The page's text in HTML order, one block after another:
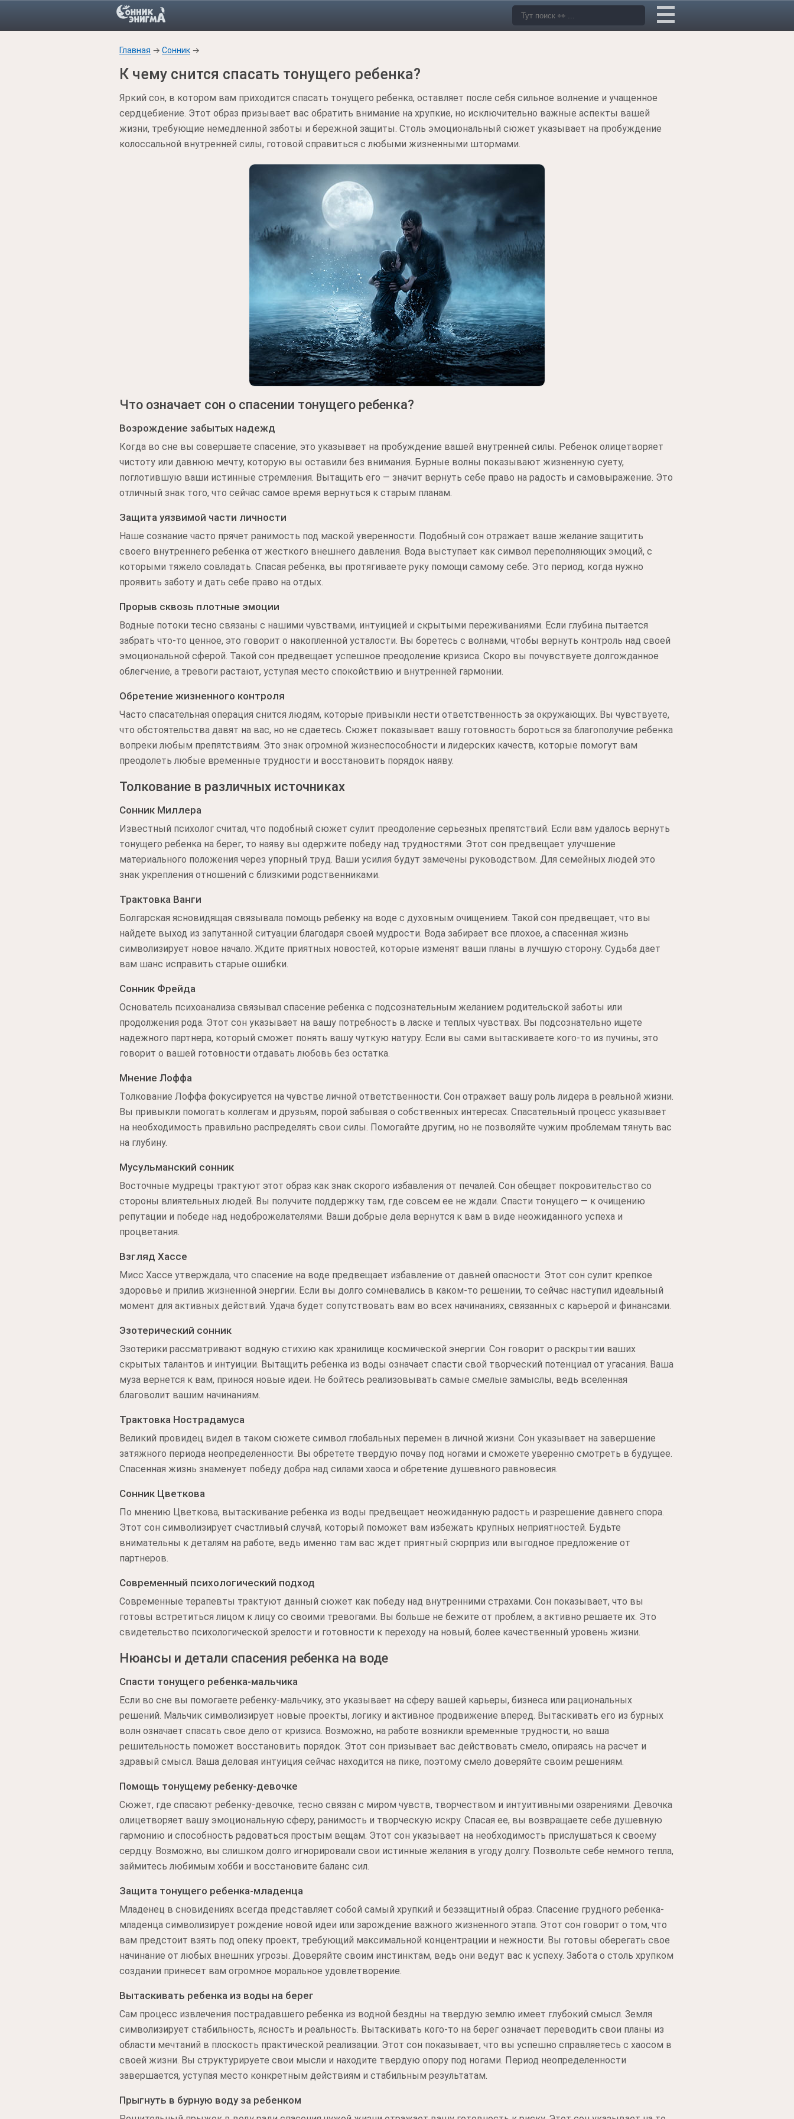
Главная → Сонник →
К чему снится спасать тонущего ребенка?
Яркий сон, в котором вам приходится спасать тонущего ребенка, оставляет после себя сильное волнение и учащенное
сердцебиение. Этот образ призывает вас обратить внимание на хрупкие, но исключительно важные аспекты вашей
жизни, требующие немедленной заботы и бережной защиты. Столь эмоциональный сюжет указывает на пробуждение
колоссальной внутренней силы, готовой справиться с любыми жизненными штормами.
Что означает сон о спасении тонущего ребенка?
Возрождение забытых надежд
Когда во сне вы совершаете спасение, это указывает на пробуждение вашей внутренней силы. Ребенок олицетворяет
чистоту или давнюю мечту, которую вы оставили без внимания. Бурные волны показывают жизненную суету,
поглотившую ваши истинные стремления. Вытащить его — значит вернуть себе право на радость и самовыражение. Это
отличный знак того, что сейчас самое время вернуться к старым планам.
Защита уязвимой части личности
Наше сознание часто прячет ранимость под маской уверенности. Подобный сон отражает ваше желание защитить
своего внутреннего ребенка от жесткого внешнего давления. Вода выступает как символ переполняющих эмоций, с
которыми тяжело совладать. Спасая ребенка, вы протягиваете руку помощи самому себе. Это период, когда нужно
проявить заботу и дать себе право на отдых.
Прорыв сквозь плотные эмоции
Водные потоки тесно связаны с нашими чувствами, интуицией и скрытыми переживаниями. Если глубина пытается
забрать что-то ценное, это говорит о накопленной усталости. Вы боретесь с волнами, чтобы вернуть контроль над своей
эмоциональной сферой. Такой сон предвещает успешное преодоление кризиса. Скоро вы почувствуете долгожданное
облегчение, а тревоги растают, уступая место спокойствию и внутренней гармонии.
Обретение жизненного контроля
Часто спасательная операция снится людям, которые привыкли нести ответственность за окружающих. Вы чувствуете,
что обстоятельства давят на вас, но не сдаетесь. Сюжет показывает вашу готовность бороться за благополучие ребенка
вопреки любым препятствиям. Это знак огромной жизнеспособности и лидерских качеств, которые помогут вам
преодолеть любые временные трудности и восстановить порядок наяву.
Толкование в различных источниках
Сонник Миллера
Известный психолог считал, что подобный сюжет сулит преодоление серьезных препятствий. Если вам удалось вернуть
тонущего ребенка на берег, то наяву вы одержите победу над трудностями. Этот сон предвещает улучшение
материального положения через упорный труд. Ваши усилия будут замечены руководством. Для семейных людей это
знак укрепления отношений с близкими родственниками.
Трактовка Ванги
Болгарская ясновидящая связывала помощь ребенку на воде с духовным очищением. Такой сон предвещает, что вы
найдете выход из запутанной ситуации благодаря своей мудрости. Вода забирает все плохое, а спасенная жизнь
символизирует новое начало. Ждите приятных новостей, которые изменят ваши планы в лучшую сторону. Судьба дает
вам шанс исправить старые ошибки.
Сонник Фрейда
Основатель психоанализа связывал спасение ребенка с подсознательным желанием родительской заботы или
продолжения рода. Этот сон указывает на вашу потребность в ласке и теплых чувствах. Вы подсознательно ищете
надежного партнера, который сможет понять вашу чуткую натуру. Если вы сами вытаскиваете кого-то из пучины, это
говорит о вашей готовности отдавать любовь без остатка.
Мнение Лоффа
Толкование Лоффа фокусируется на чувстве личной ответственности. Сон отражает вашу роль лидера в реальной жизни.
Вы привыкли помогать коллегам и друзьям, порой забывая о собственных интересах. Спасательный процесс указывает
на необходимость правильно распределять свои силы. Помогайте другим, но не позволяйте чужим проблемам тянуть вас
на глубину.
Мусульманский сонник
Восточные мудрецы трактуют этот образ как знак скорого избавления от печалей. Сон обещает покровительство со
стороны влиятельных людей. Вы получите поддержку там, где совсем ее не ждали. Спасти тонущего — к очищению
репутации и победе над недоброжелателями. Ваши добрые дела вернутся к вам в виде неожиданного успеха и
процветания.
Взгляд Хассе
Мисс Хассе утверждала, что спасение на воде предвещает избавление от давней опасности. Этот сон сулит крепкое
здоровье и прилив жизненной энергии. Если вы долго сомневались в каком-то решении, то сейчас наступил идеальный
момент для активных действий. Удача будет сопутствовать вам во всех начинаниях, связанных с карьерой и финансами.
Эзотерический сонник
Эзотерики рассматривают водную стихию как хранилище космической энергии. Сон говорит о раскрытии ваших
скрытых талантов и интуиции. Вытащить ребенка из воды означает спасти свой творческий потенциал от угасания. Ваша
муза вернется к вам, принося новые идеи. Не бойтесь реализовывать самые смелые замыслы, ведь вселенная
благоволит вашим начинаниям.
Трактовка Нострадамуса
Великий провидец видел в таком сюжете символ глобальных перемен в личной жизни. Сон указывает на завершение
затяжного периода неопределенности. Вы обретете твердую почву под ногами и сможете уверенно смотреть в будущее.
Спасенная жизнь знаменует победу добра над силами хаоса и обретение душевного равновесия.
Сонник Цветкова
По мнению Цветкова, вытаскивание ребенка из воды предвещает неожиданную радость и разрешение давнего спора.
Этот сон символизирует счастливый случай, который поможет вам избежать крупных неприятностей. Будьте
внимательны к деталям на работе, ведь именно там вас ждет приятный сюрприз или выгодное предложение от
партнеров.
Современный психологический подход
Современные терапевты трактуют данный сюжет как победу над внутренними страхами. Сон показывает, что вы
готовы встретиться лицом к лицу со своими тревогами. Вы больше не бежите от проблем, а активно решаете их. Это
свидетельство психологической зрелости и готовности к переходу на новый, более качественный уровень жизни.
Нюансы и детали спасения ребенка на воде
Спасти тонущего ребенка-мальчика
Если во сне вы помогаете ребенку-мальчику, это указывает на сферу вашей карьеры, бизнеса или рациональных
решений. Мальчик символизирует новые проекты, логику и активное продвижение вперед. Вытаскивать его из бурных
волн означает спасать свое дело от кризиса. Возможно, на работе возникли временные трудности, но ваша
решительность поможет восстановить порядок. Этот сон призывает вас действовать смело, опираясь на расчет и
здравый смысл. Ваша деловая интуиция сейчас находится на пике, поэтому смело доверяйте своим решениям.
Помощь тонущему ребенку-девочке
Сюжет, где спасают ребенку-девочке, тесно связан с миром чувств, творчеством и интуитивными озарениями. Девочка
олицетворяет вашу эмоциональную сферу, ранимость и творческую искру. Спасая ее, вы возвращаете себе душевную
гармонию и способность радоваться простым вещам. Этот сон указывает на необходимость прислушаться к своему
сердцу. Возможно, вы слишком долго игнорировали свои истинные желания в угоду долгу. Позвольте себе немного тепла,
займитесь любимым хобби и восстановите баланс сил.
Защита тонущего ребенка-младенца
Младенец в сновидениях всегда представляет собой самый хрупкий и беззащитный образ. Спасение грудного ребенка-
младенца символизирует рождение новой идеи или зарождение важного жизненного этапа. Этот сон говорит о том, что
вам предстоит взять под опеку проект, требующий максимальной концентрации и нежности. Вы готовы оберегать свое
начинание от любых внешних угрозы. Доверяйте своим инстинктам, ведь они ведут вас к успеху. Забота о столь хрупком
создании принесет вам огромное моральное удовлетворение.
Вытаскивать ребенка из воды на берег
Сам процесс извлечения пострадавшего ребенка из водной бездны на твердую землю имеет глубокий смысл. Земля
символизирует стабильность, ясность и реальность. Вытаскивать кого-то на берег означает переводить свои планы из
области мечтаний в плоскость практической реализации. Этот сон показывает, что вы успешно справляетесь с хаосом в
своей жизни. Вы структурируете свои мысли и находите твердую опору под ногами. Период неопределенности
завершается, уступая место конкретным действиям и стабильным результатам.
Прыгнуть в бурную воду за ребенком